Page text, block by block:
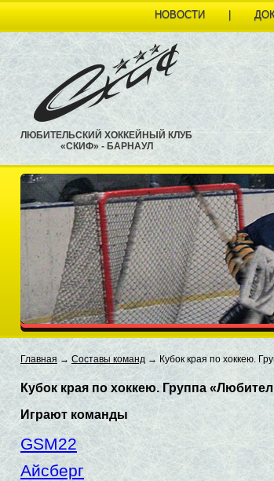
НОВОСТИ |
ЛЮБИТЕЛЬСКИЙ ХОККЕЙНЫЙ КЛУБ
«СКИФ» - БАРНАУЛ
Главная → Составы команд → Кубок края по хоккею.
Кубок края по хоккею. Группа
Играют команды
GSM22
Айсберг